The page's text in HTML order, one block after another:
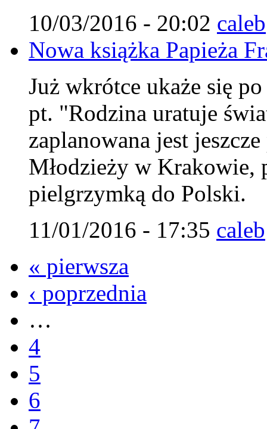
10/03/2016 - 20:02 caleb
Nowa książka Papieża
Już wkrótce ukaże się
pt. "Rodzina uratuje
zaplanowana jest
Młodzieży w Krakowie,
pielgrzymką do Polski.
11/01/2016 - 17:35 caleb
« pierwsza
‹ poprzednia
…
4
5
6